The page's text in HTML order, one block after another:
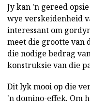
Jy kan 'n gereed
wye verskeidenheid
interessant om
meet die grootte van
die nodige bedrag
konstruksie van die
Dit lyk mooi op die
'n domino-effek. Om